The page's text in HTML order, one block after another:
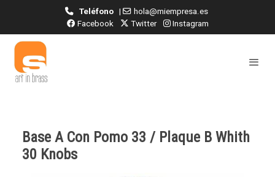
Teléfono|
hola@miempresa.es
Facebook
Twitter Instagram
Base A Con Pomo 33 / Plaque B Whith
30 Knobs